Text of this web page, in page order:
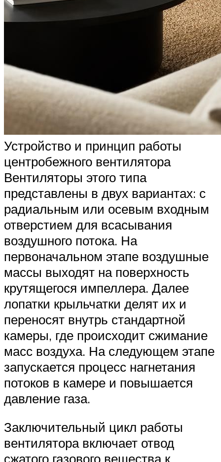
Устройство и принцип работы
центробежного вентилятора
Вентиляторы этого типа
представлены в двух вариантах: с
радиальным или осевым входным
отверстием для всасывания
воздушного потока. На
первоначальном этапе воздушные
массы выходят на поверхность
крутящегося импеллера. Далее
лопатки крыльчатки делят их и
переносят внутрь стандартной
камеры, где происходит сжимание
масс воздуха. На следующем этапе
запускается процесс нагнетания
потоков в камере и повышается
давление газа.
Заключительный цикл работы
вентилятора включает отвод
сжатого газового вещества к